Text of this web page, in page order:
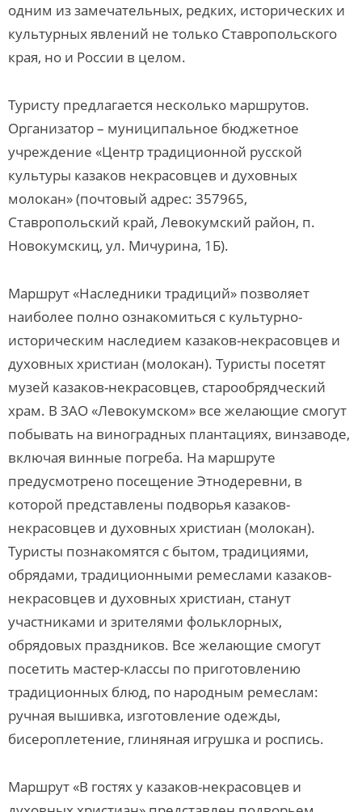
одним из замечательных, редких, исторических и
культурных явлений не только Ставропольского
края, но и России в целом.
Туристу предлагается несколько маршрутов.
Организатор – муниципальное бюджетное
учреждение «Центр традиционной русской
культуры казаков некрасовцев и духовных
молокан» (почтовый адрес: 357965,
Ставропольский край, Левокумский район, п.
Новокумскиц, ул. Мичурина, 1Б).
Маршрут «Наследники традиций» позволяет
наиболее полно ознакомиться с культурно-
историческим наследием казаков-некрасовцев и
духовных христиан (молокан). Туристы посетят
музей казаков-некрасовцев, старообрядческий
храм. В ЗАО «Левокумском» все желающие смогут
побывать на виноградных плантациях, винзаводе,
включая винные погреба. На маршруте
предусмотрено посещение Этнодеревни, в
которой представлены подворья казаков-
некрасовцев и духовных христиан (молокан).
Туристы познакомятся с бытом, традициями,
обрядами, традиционными ремеслами казаков-
некрасовцев и духовных христиан, станут
участниками и зрителями фольклорных,
обрядовых праздников. Все желающие смогут
посетить мастер-классы по приготовлению
традиционных блюд, по народным ремеслам:
ручная вышивка, изготовление одежды,
бисероплетение, глиняная игрушка и роспись.
Маршрут «В гостях у казаков-некрасовцев и